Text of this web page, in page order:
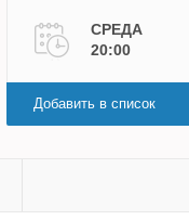
СРЕДА
20:00
Добавить в список